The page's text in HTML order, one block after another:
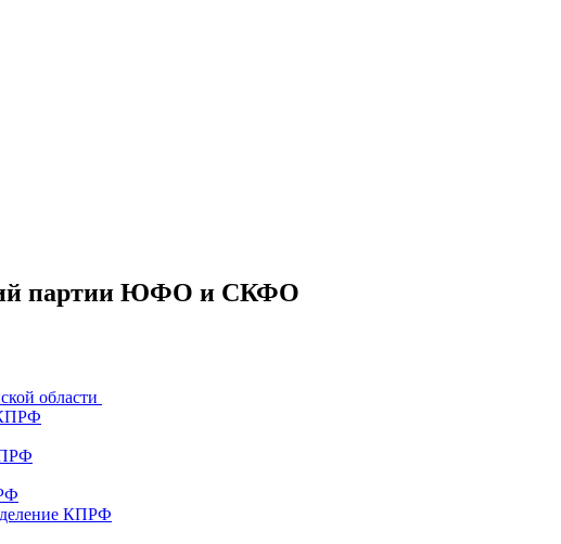
партии ЮФО и СКФО
области
КПРФ
КПРФ